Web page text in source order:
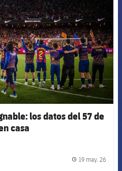
los datos del 57 de
casa
19 may. 26